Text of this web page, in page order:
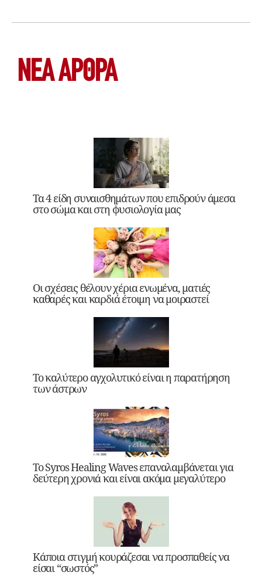
ΝΕΑ ΆΡΘΡΑ
Τα 4 είδη συναισθημάτων που επιδρούν άμεσα
στο σώμα και στη φυσιολογία μας
Οι σχέσεις θέλουν χέρια ενωμένα, ματιές
καθαρές και καρδιά έτοιμη να μοιραστεί
Το καλύτερο αγχολυτικό είναι η παρατήρηση
των άστρων
Το Syros Healing Waves επαναλαμβάνεται για
δεύτερη χρονιά και είναι ακόμα μεγαλύτερο
Κάποια στιγμή κουράζεσαι να προσπαθείς να
είσαι “σωστός”